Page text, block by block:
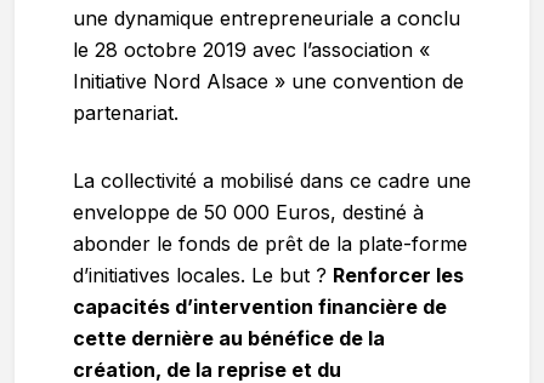
une dynamique entrepreneuriale a conclu
le 28 octobre 2019 avec l’association «
Initiative Nord Alsace » une convention de
partenariat.
La collectivité a mobilisé dans ce cadre une
enveloppe de 50 000 Euros, destiné à
abonder le fonds de prêt de la plate-forme
d’initiatives locales. Le but ? Renforcer les
capacités d’intervention financière de
cette dernière au bénéfice de la
création, de la reprise et du